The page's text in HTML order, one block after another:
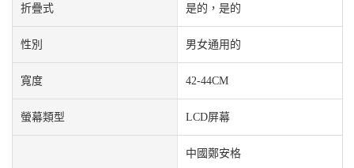
折疊式 是的，是的
性別 男女通用的
寬度 42-44CM
螢幕類型 LCD屏幕
中國鄭安格